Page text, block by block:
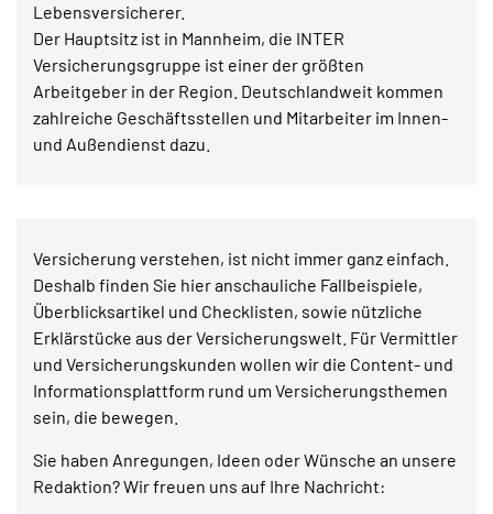
Lebensversicherer.
Der Hauptsitz ist in Mannheim, die INTER
Versicherungsgruppe ist einer der größten
Arbeitgeber in der Region. Deutschlandweit kommen
zahlreiche Geschäftsstellen und Mitarbeiter im Innen-
und Außendienst dazu.
Versicherung verstehen, ist nicht immer ganz einfach.
Deshalb finden Sie hier anschauliche Fallbeispiele,
Überblicksartikel und Checklisten, sowie nützliche
Erklärstücke aus der Versicherungswelt. Für Vermittler
und Versicherungskunden wollen wir die Content- und
Informationsplattform rund um Versicherungsthemen
sein, die bewegen.
Sie haben Anregungen, Ideen oder Wünsche an unsere
Redaktion? Wir freuen uns auf Ihre Nachricht: